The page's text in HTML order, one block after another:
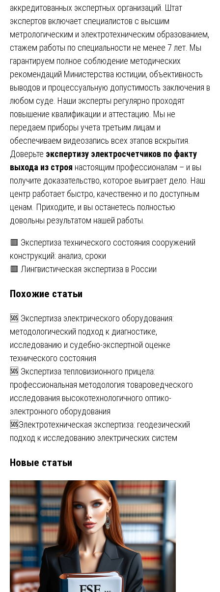
аккредитованных экспертных организаций. Штат
экспертов включает специалистов с высшим
метрологическим и электротехническим образованием,
стажем работы по специальности не менее 7 лет. Мы
гарантируем полное соблюдение методических
рекомендаций Министерства юстиции, объективность
выводов и процессуальную допустимость заключения в
любом суде. Наши эксперты регулярно проходят
повышение квалификации и аттестацию. Мы не
передаем приборы учета третьим лицам и
обеспечиваем видеозапись всех этапов вскрытия.
Доверьте экспертизу электросчетчиков по факту
выхода из строя настоящим профессионалам – и вы
получите доказательство, которое выиграет дело. Наш
центр работает быстро, качественно и по доступным
ценам. Приходите, и вы останетесь полностью
довольны результатом нашей работы.
Навигация
по
🟥 Экспертиза технического состояния сооружений
конструкций: анализ, сроки
🟥 Лингвистическая экспертиза в России
Похожие статьи
🆘 Экспертиза электрического оборудования:
методологический подход к диагностике,
исследованию и судебно-экспертной оценке
технического состояния
🆘 Экспертиза тепловизионного прицела:
профессиональная методология товароведческого
исследования высокотехнологичного оптико-
электронного оборудования
🆘Электротехническая экспертиза: геодезический
подход к исследованию электрических систем
Новые статьи